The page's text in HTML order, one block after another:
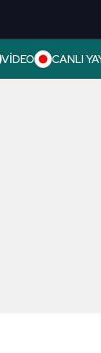
VİDEO CANLI